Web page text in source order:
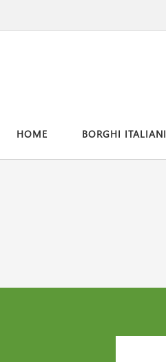
HOME BORGHI ITALIANI